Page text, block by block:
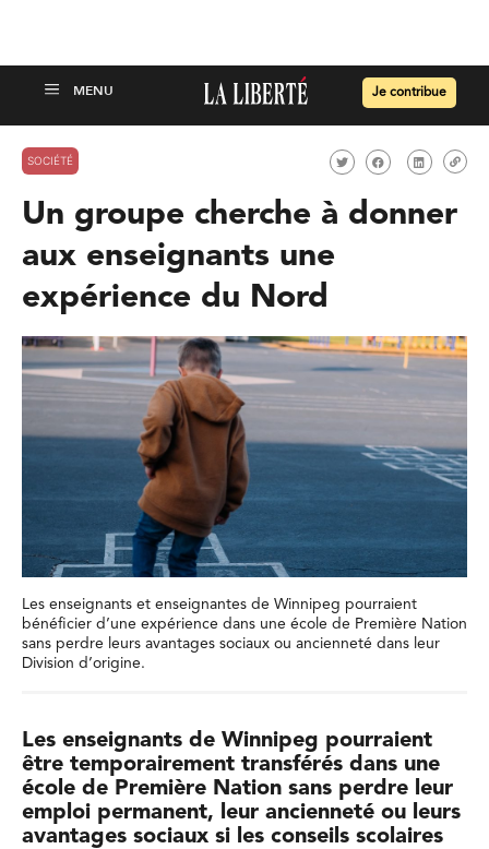
Je contribue
SOCIÉTÉ
Un groupe cherche à donner
aux enseignants une
expérience du Nord
Les enseignants et enseignantes de Winnipeg pourraient
bénéficier d’une expérience dans une école de Première Nation
sans perdre leurs avantages sociaux ou ancienneté dans leur
Division d’origine.
Les enseignants de Winnipeg pourraient
être temporairement transférés dans une
école de Première Nation sans perdre leur
emploi permanent, leur ancienneté ou leurs
avantages sociaux si les conseils scolaires